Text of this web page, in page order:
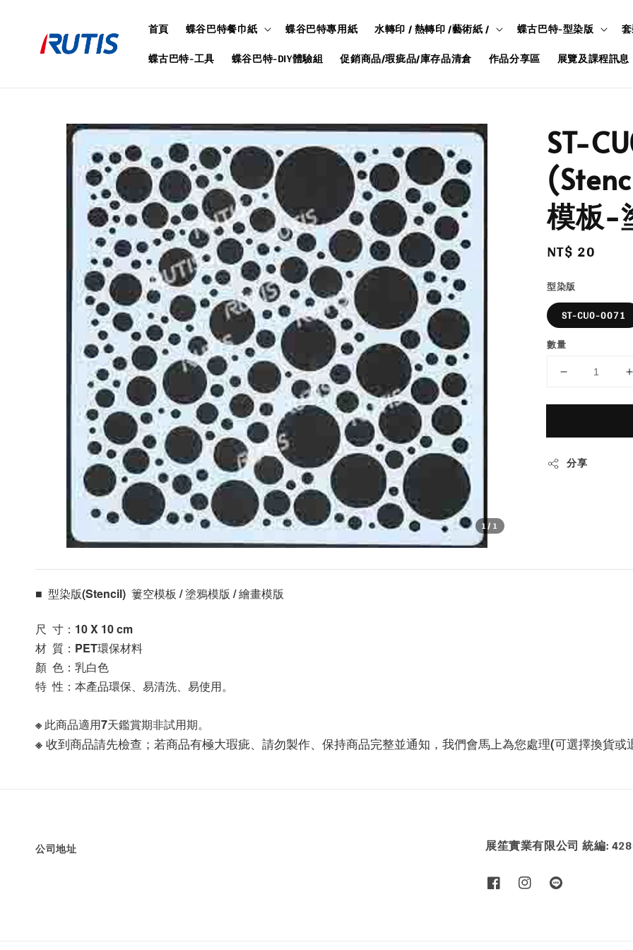
首頁 蝶谷巴特餐巾紙 蝶谷巴特專用紙 水轉印 / 熱轉印 /藝術紙 / 蝶古巴特-型染版
蝶古巴特-工具
蝶谷巴特-DIY體驗組 促銷商品/瑕疵品/庫存品清倉 作品分享區 展覽及課程訊息
1/1
ST-
模板-
Regular
NT$ 20
型染版
ST-CU0-0071
數量
分享
■  型染版(Stencil)  簍空模板 / 塗鴉模版 / 繪畫模版
尺  寸：10 X 10 cm
材  質：PET環保材料
顏  色：乳白色
特  性：本產品環保、易清洗、易使用。
※ 此商品適用7天鑑賞期非試用期。
※ 收到商品請先檢查；若商品有極大瑕疵、請勿製作、保持商品完整並通知，我們會馬上為您處理(可選擇換貨或
公司地址 展笙實業有限公司 統編: